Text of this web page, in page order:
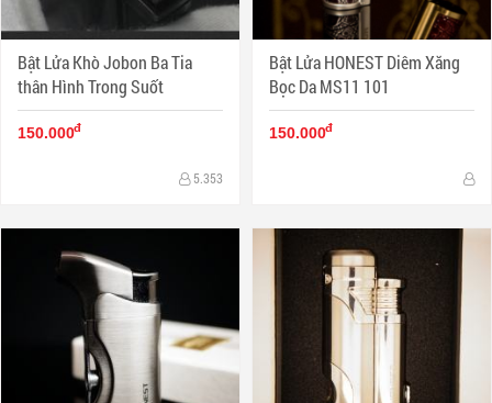
Bật Lửa Khò Jobon Ba Tia
thân Hình Trong Suốt
150.000đ
5.353
Bật Lửa HONEST Diêm Xăng
Bọc Da MS11 101
150.000đ